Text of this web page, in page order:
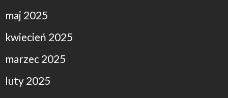
maj 2025
kwiecień 2025
marzec 2025
luty 2025